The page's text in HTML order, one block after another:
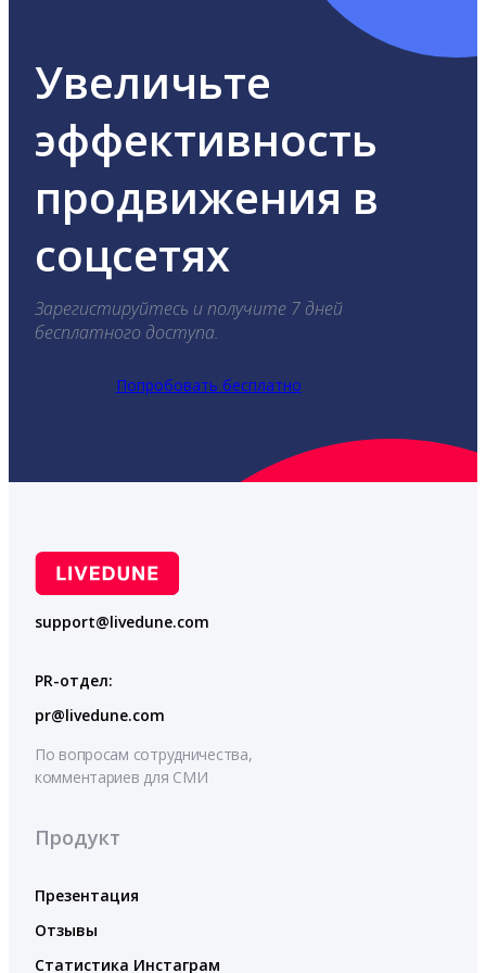
Увеличьте
эффективность
продвижения в
соцсетях
Зарегистируйтесь и получите 7 дней
бесплатного доступа.
Попробовать бесплатно
support@livedune.com
PR-отдел:
pr@livedune.com
По вопросам сотрудничества,
комментариев для СМИ
Продукт
Презентация
Отзывы
Статистика Инстаграм